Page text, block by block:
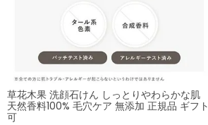
草花木果 洗顔石けん しっとりやわらかな肌
天然香料100% 毛穴ケア 無添加 正規品 ギフト
可